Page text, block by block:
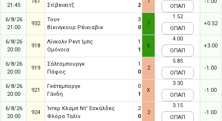
21:45
Στίβενεϊτζ
2
ΟΠΑΠ
6/8/26
21:00
932
Τουν
3
Βίκινγκουρ Ρέικιαβικ
0
1
1.52
ΟΠΑΠ
+0.52
6/8/26
20:00
918
Λίνκολν Ρεντ Ιμπς
1
Ομόνοια
1
X
4.00
ΟΠΑΠ
+3.00
6/8/26
20:00
919
Σάλτσμπουργκ
1
Πάφος
0
2
5.85
ΟΠΑΠ
-1.00
6/8/26
20:00
921
Γκέτεμποργκ
0
Γάνδη
1
X
3.30
ΟΠΑΠ
-1.00
6/8/26
20:00
924
Ίντερ Κλαμπ Ντ' Εσκάλδες
2
Φλόρα Ταλίν
0
2
3.15
ΟΠΑΠ
-1.00